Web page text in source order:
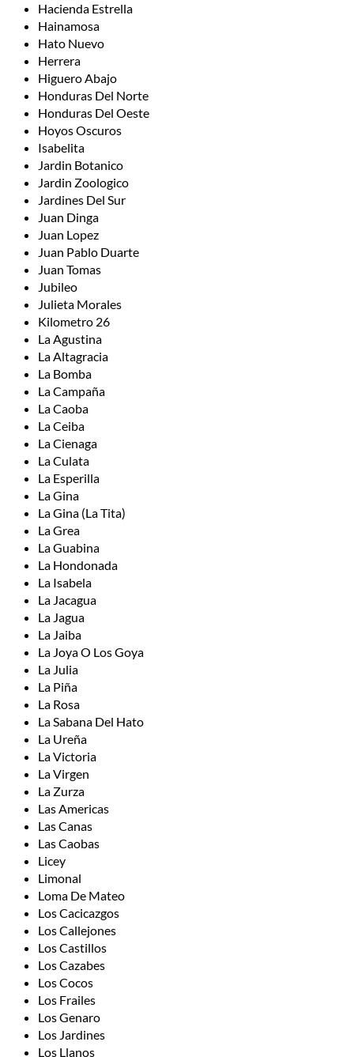
Hacienda Estrella
Hainamosa
Hato Nuevo
Herrera
Higuero Abajo
Honduras Del Norte
Honduras Del Oeste
Hoyos Oscuros
Isabelita
Jardin Botanico
Jardin Zoologico
Jardines Del Sur
Juan Dinga
Juan Lopez
Juan Pablo Duarte
Juan Tomas
Jubileo
Julieta Morales
Kilometro 26
La Agustina
La Altagracia
La Bomba
La Campaña
La Caoba
La Ceiba
La Cienaga
La Culata
La Esperilla
La Gina
La Gina (La Tita)
La Grea
La Guabina
La Hondonada
La Isabela
La Jacagua
La Jagua
La Jaiba
La Joya O Los Goya
La Julia
La Piña
La Rosa
La Sabana Del Hato
La Ureña
La Victoria
La Virgen
La Zurza
Las Americas
Las Canas
Las Caobas
Licey
Limonal
Loma De Mateo
Los Cacicazgos
Los Callejones
Los Castillos
Los Cazabes
Los Cocos
Los Frailes
Los Genaro
Los Jardines
Los Llanos